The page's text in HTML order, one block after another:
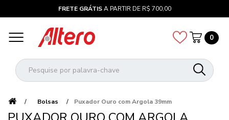
FRETE GRÁTISA PARTIR DE R$ 700,00
0
Bolsas Puxador Ouro com Argola 39mm